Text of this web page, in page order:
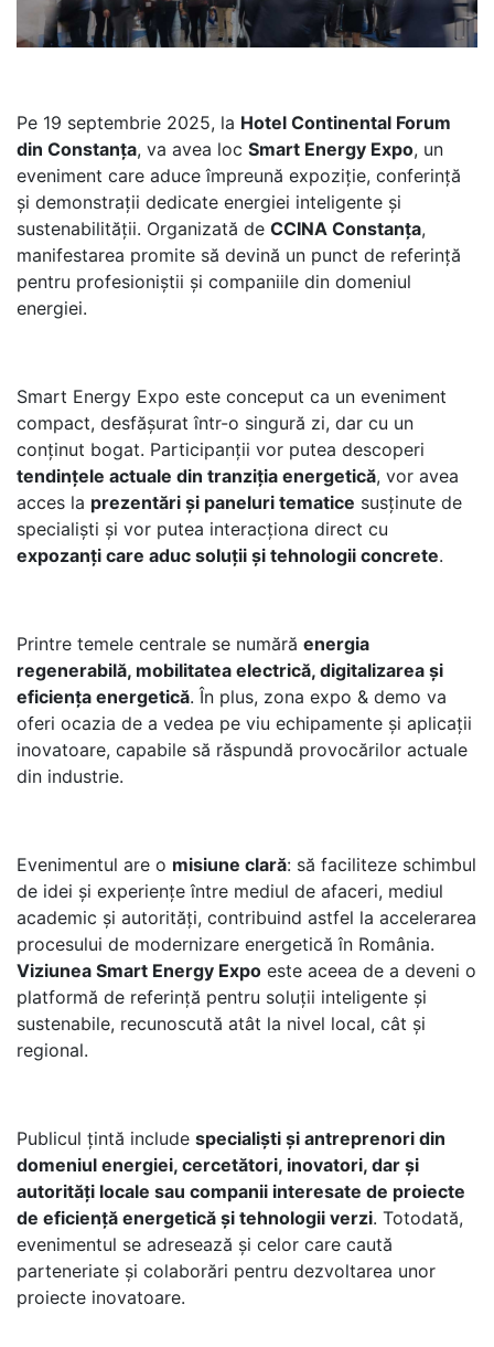
Pe 19 septembrie 2025, la Hotel Continental Forum
din Constanța, va avea loc Smart Energy Expo, un
eveniment care aduce împreună expoziție, conferință
și demonstrații dedicate energiei inteligente și
sustenabilității. Organizată de CCINA Constanța,
manifestarea promite să devină un punct de referință
pentru profesioniștii și companiile din domeniul
energiei.
Smart Energy Expo este conceput ca un eveniment
compact, desfășurat într-o singură zi, dar cu un
conținut bogat. Participanții vor putea descoperi
tendințele actuale din tranziția energetică, vor avea
acces la prezentări și paneluri tematice susținute de
specialiști și vor putea interacționa direct cu
expozanți care aduc soluții și tehnologii concrete.
Printre temele centrale se numără energia
regenerabilă, mobilitatea electrică, digitalizarea și
eficiența energetică. În plus, zona expo & demo va
oferi ocazia de a vedea pe viu echipamente și aplicații
inovatoare, capabile să răspundă provocărilor actuale
din industrie.
Evenimentul are o misiune clară: să faciliteze schimbul
de idei și experiențe între mediul de afaceri, mediul
academic și autorități, contribuind astfel la accelerarea
procesului de modernizare energetică în România.
Viziunea Smart Energy Expo este aceea de a deveni o
platformă de referință pentru soluții inteligente și
sustenabile, recunoscută atât la nivel local, cât și
regional.
Publicul țintă include specialiști și antreprenori din
domeniul energiei, cercetători, inovatori, dar și
autorități locale sau companii interesate de proiecte
de eficiență energetică și tehnologii verzi. Totodată,
evenimentul se adresează și celor care caută
parteneriate și colaborări pentru dezvoltarea unor
proiecte inovatoare.